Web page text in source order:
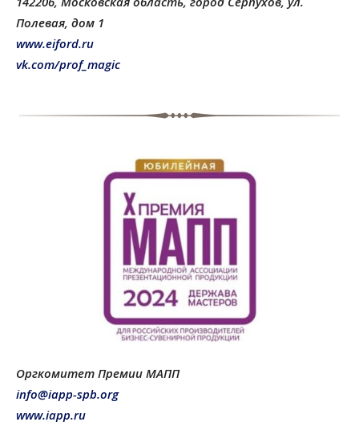
Полевая, дом 1
www.eiford.ru
vk.com/prof_magic
Оргкомитет Премии МАПП
info@iapp-spb.org
www.iapp.ru